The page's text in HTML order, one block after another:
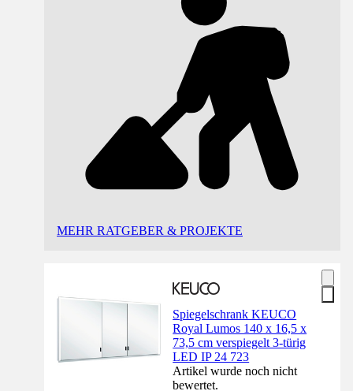
MEHR RATGEBER & PROJEKTE
Spiegelschrank KEUCO
Royal Lumos 140 x 16,5 x
73,5 cm verspiegelt 3-türig
LED IP 24 723
Artikel wurde noch nicht
bewertet.